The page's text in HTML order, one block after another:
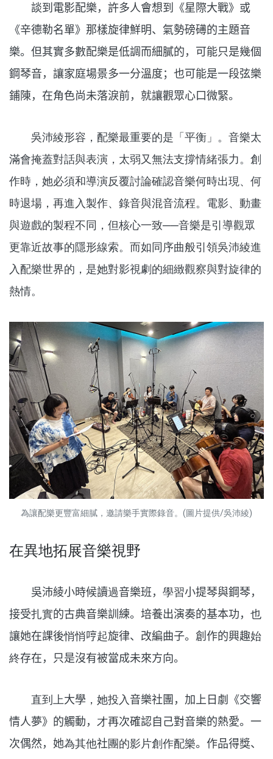
談到電影配樂，許多人會想到《星際大戰》或
《辛德勒名單》那樣旋律鮮明、氣勢磅礡的主題音
樂。但其實多數配樂是低調而細膩的，可能只是幾個
鋼琴音，讓家庭場景多一分溫度；也可能是一段弦樂
鋪陳，在角色尚未落淚前，就讓觀眾心口微緊。
吳沛綾形容，配樂最重要的是「平衡」。音樂太
滿會掩蓋對話與表演，太弱又無法支撐情緒張力。創
作時，她必須和導演反覆討論確認音樂何時出現、何
時退場，再進入製作、錄音與混音流程。電影、動畫
與遊戲的製程不同，但核心一致──音樂是引導觀眾
更靠近故事的隱形線索。而如同序曲般引領吳沛綾進
入配樂世界的，是她對影視劇的細緻觀察與對旋律的
熱情。
為讓配樂更豐富細膩，邀請樂手實際錄音。(圖片提供/吳沛綾)
在異地拓展音樂視野
吳沛綾小時候讀過音樂班， 學習小提琴與鋼琴，
接受扎實的古典音樂訓練。培養出演奏的基本功， 也
讓她在課後悄悄哼起旋律、改編曲子。 創作的興趣始
終存在，只是沒有被當成未來方向。
直到上大學 ，她投入 音樂社團，加上日劇《交響
情人夢》的觸動， 才再次確認自己對音樂的熱愛。一
次偶然，她為其他社團的影片創作配樂。作品得獎、